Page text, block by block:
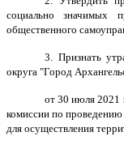
социально значимых
общественного
3. Признать
округа "Город
от 30 июля 2021
комиссии по проведению
для осуществления